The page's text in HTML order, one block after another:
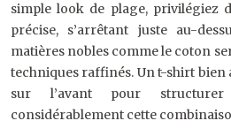
simple look de plage, privilégiez
précise, s’arrêtant juste au-
matières nobles comme le coton
techniques raffinés. Un t-shirt
sur l’avant pour
considérablement cette